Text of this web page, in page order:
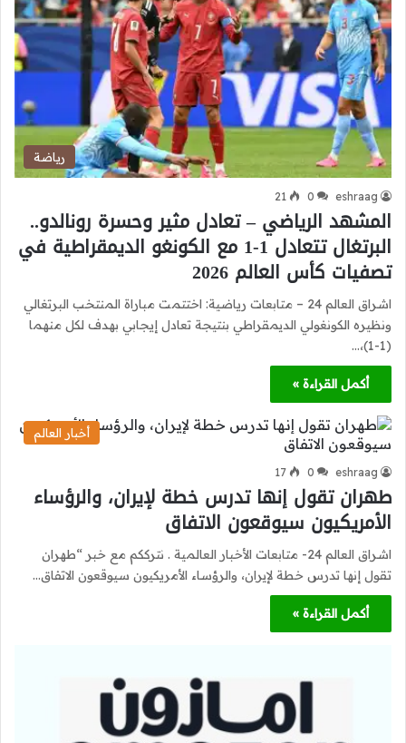
رياضة
eshraag
0
21
المشهد الرياضي – تعادل مثير وحسرة رونالدو..
البرتغال تتعادل 1-1 مع الكونغو الديمقراطية في
تصفيات كأس العالم 2026
اشراق العالم 24 – متابعات رياضية: اختتمت مباراة المنتخب البرتغالي
ونظيره الكونغولي الديمقراطي بنتيجة تعادل إيجابي بهدف لكل منهما
(1-1)،…
أكمل القراءة »
أخبار العالم
eshraag
0
17
طهران تقول إنها تدرس خطة لإيران، والرؤساء
الأمريكيون سيوقعون الاتفاق
اشراق العالم 24- متابعات الأخبار العالمية . نترككم مع خبر “طهران
تقول إنها تدرس خطة لإيران، والرؤساء الأمريكيون سيوقعون الاتفاق…
أكمل القراءة »